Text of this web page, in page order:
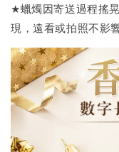
★蠟燭因寄送過程搖
現，遠看或拍照不影